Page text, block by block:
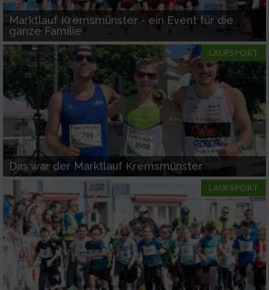
Marktlauf Kremsmünster - ein Event für die
ganze Familie
LAUFSPORT
Das war der Marktlauf Kremsmünster
LAUFSPORT